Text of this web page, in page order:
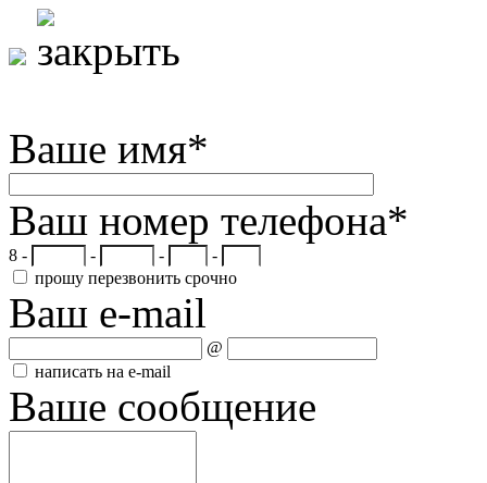
Ваше имя*
Ваш номер телефона*
8 - - -
-
прошу перезвонить срочно
Ваш e-mail
@
написать на e-mail
Ваше сообщение